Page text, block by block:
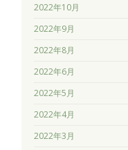
2022年10月
2022年9月
2022年8月
2022年6月
2022年5月
2022年4月
2022年3月